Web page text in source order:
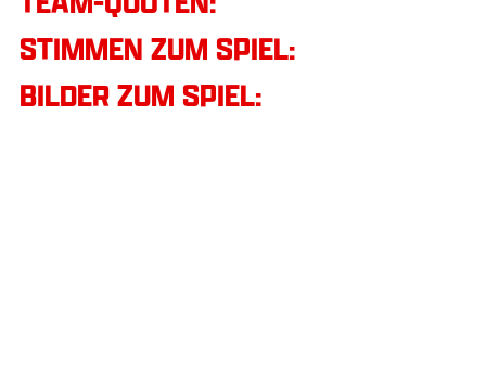
STIMMEN ZUM SPIEL:
BILDER ZUM SPIEL: